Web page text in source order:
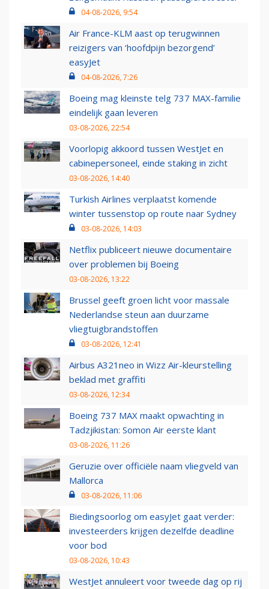
04-08-2026, 9:54
Air France-KLM aast op terugwinnen
reizigers van ‘hoofdpijn bezorgend’
easyJet
04-08-2026, 7:26
Boeing mag kleinste telg 737 MAX-familie
eindelijk gaan leveren
03-08-2026, 22:54
Voorlopig akkoord tussen WestJet en
cabinepersoneel, einde staking in zicht
03-08-2026, 14:40
Turkish Airlines verplaatst komende
winter tussenstop op route naar Sydney
03-08-2026, 14:03
Netflix publiceert nieuwe documentaire
over problemen bij Boeing
03-08-2026, 13:22
Brussel geeft groen licht voor massale
Nederlandse steun aan duurzame
vliegtuigbrandstoffen
03-08-2026, 12:41
Airbus A321neo in Wizz Air-kleurstelling
beklad met graffiti
03-08-2026, 12:34
Boeing 737 MAX maakt opwachting in
Tadzjikistan: Somon Air eerste klant
03-08-2026, 11:26
Geruzie over officiële naam vliegveld van
Mallorca
03-08-2026, 11:06
Biedingsoorlog om easyJet gaat verder:
investeerders krijgen dezelfde deadline
voor bod
03-08-2026, 10:43
WestJet annuleert voor tweede dag op rij